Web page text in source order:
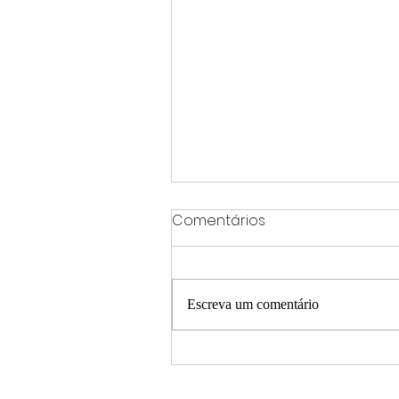
Mudança no tempo exige
Comentários
Escreva um comentário